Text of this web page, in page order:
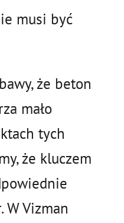
musi być
że beton
mało
tych
że kluczem
Vizman